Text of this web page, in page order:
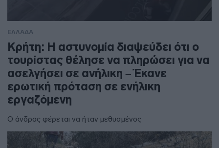
ΕΛΛΑΔΑ
Κρήτη: Η αστυνομία διαψεύδει ότι ο
τουρίστας θέλησε να πληρώσει για να
ασελγήσει σε ανήλικη – Έκανε
ερωτική πρόταση σε ενήλικη
εργαζόμενη
Ο άνδρας φέρεται να ήταν μεθυσμένος